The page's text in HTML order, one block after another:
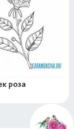
роза